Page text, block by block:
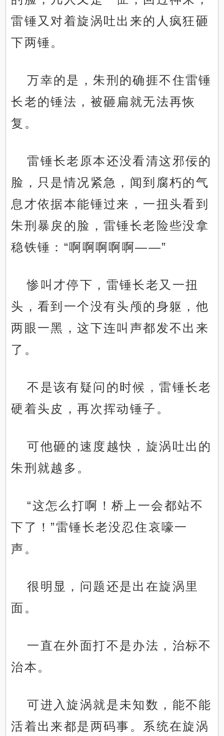
雷锤又对着旋涡吐出来的人疯狂砸
下两锤。
万幸的是，朱刑的确捱不住雷锤
长老的锤法，被砸扁就无法再恢
复。
雷锤长老原本还没看清这邪佞的
脸，只是情况紧急，闻到腐朽的气
息才依据本能锤过来，一扭头看到
朱刑暴戾的脸，雷锤长老险些没拿
稳铁锤：“啊啊啊啊啊——”
惨叫才停下，雷锤长老又一扭
头，看到一个没有头颅的身躯，他
两眼一黑，这下连叫声都发不出来
了。
不是该有疑问的时候，雷锤长老
硬着头皮，再次挥动锤子。
可他砸的速度越快，旋涡吐出的
朱刑就越多。
“这怎么打啊！桥上一会都站不
下了！”雷锤长老没忍住哀嚎一
声。
很明显，问题还是出在旋涡里
面。
一直在外面打不是办法，治标不
治本。
可进入旋涡就是未知数，能不能
活着出来都是两码事。系统在旋涡